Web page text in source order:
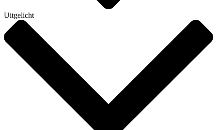
Uitgelicht